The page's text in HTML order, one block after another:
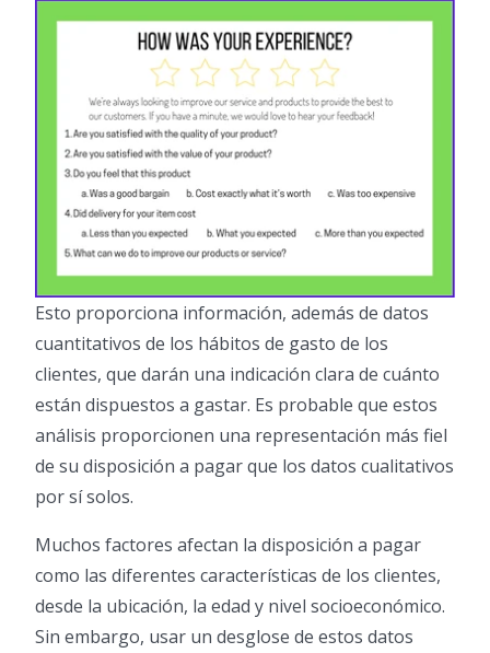
Esto proporciona información, además de datos
cuantitativos de los hábitos de gasto de los
clientes, que darán una indicación clara de cuánto
están dispuestos a gastar. Es probable que estos
análisis proporcionen una representación más fiel
de su disposición a pagar que los datos cualitativos
por sí solos.
Muchos factores afectan la disposición a pagar
como las diferentes características de los clientes,
desde la ubicación, la edad y nivel socioeconómico.
Sin embargo, usar un desglose de estos datos